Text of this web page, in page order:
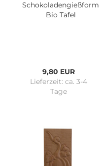
Schokoladengießform
Bio Tafel
9,80 EUR
Lieferzeit: ca. 3-4
Tage